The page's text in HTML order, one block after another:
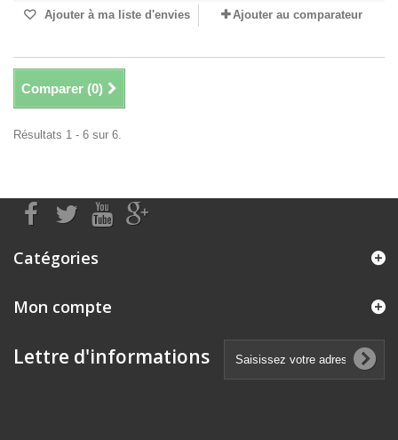
Ajouter à ma liste d'envies Ajouter au comparateur
Comparer (0)
Résultats 1 - 6 sur 6.
Catégories
Mon compte
Lettre d'informations